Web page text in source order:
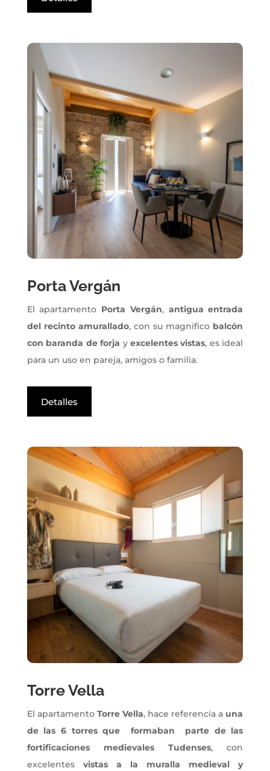
Porta Vergán
El apartamento Porta Vergán, antigua entrada
del recinto amurallado, con su magnifico balcón
con baranda de forja y excelentes vistas, es ideal
para un uso en pareja, amigos o familia.
Detalles
Torre Vella
El apartamento Torre Vella, hace referencia a una
de las 6 torres que formaban parte de las
fortificaciones medievales Tudenses, con
excelentes vistas a la muralla medieval y